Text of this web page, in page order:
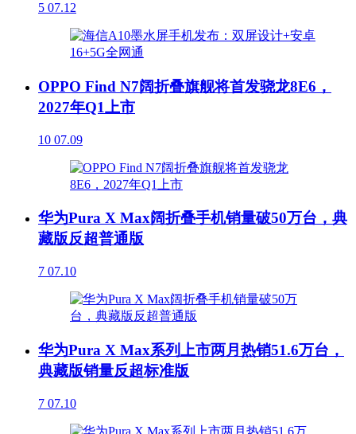
5 07.12
OPPO Find N7阔折叠旗舰将首发骁龙8E6，
2027年Q1上市
10 07.09
华为Pura X Max阔折叠手机销量破50万台，典
藏版反超普通版
7 07.10
华为Pura X Max系列上市两月热销51.6万台，
典藏版销量反超标准版
7 07.10